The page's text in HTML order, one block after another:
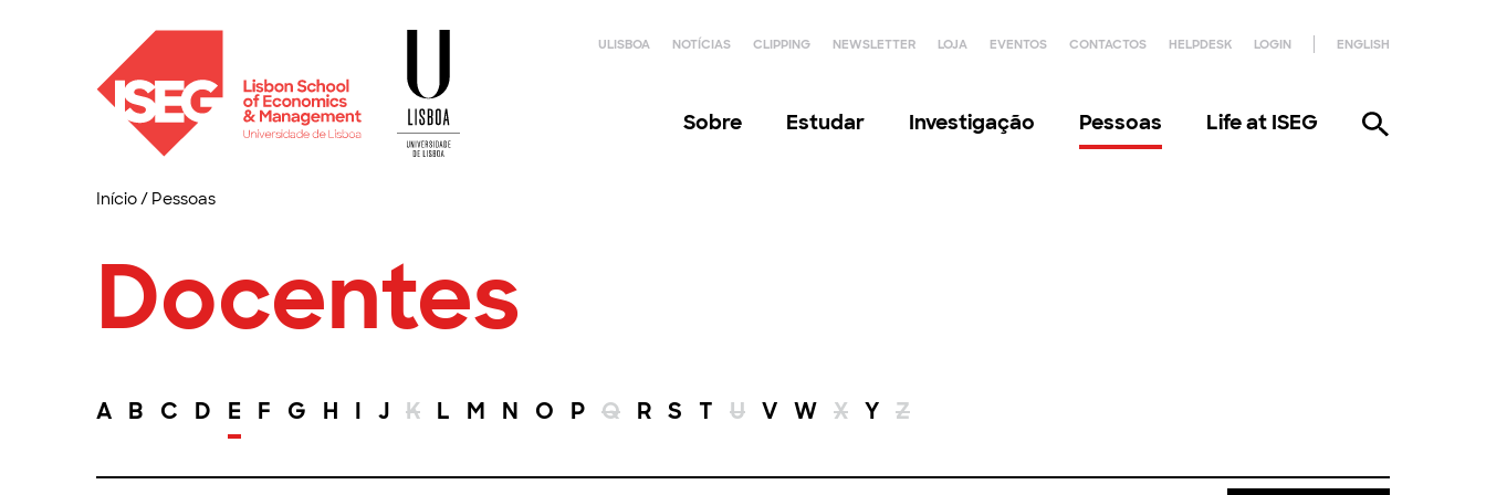
ULISBOA NOTÍCIAS CLIPPING NEWSLETTER LOJA EVENTOS CONTACTOS HELPDESK LOGIN ENGLISH
Sobre Estudar Investigação Pessoas Life at ISEG
Início/ Pessoas
Docentes
A B C D E F G H I J K L M N O P Q R S T U V W X Y Z